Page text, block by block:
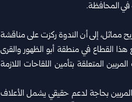
في المحافظة.
مماثل، إلى أن الندوة ركزت على مناقشة
القطاع في منطقة أبو الظهور والقرى
المتعلقة بتأمين اللقاحات اللازمة
بحاجة لدعم حقيقي يشمل الأعلاف